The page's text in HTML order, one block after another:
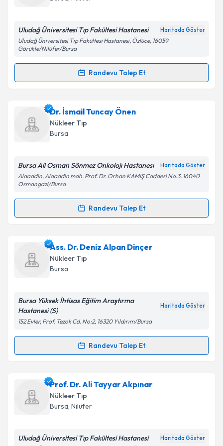
E-posta Adresiniz
Kişisel verilerimin işlenmesine ilişkin
Metni'ni okudum ve kişisel verilerimin belirtilen
Takvim Talebini Gönder
Uludağ Üniversitesi Tıp Fakültesi Hastanesi Haritada Göster
Uludağ Üniversitesi Tıp Fakültesi Hastanesi, Özlüce, 16059
Görükle/Nilüfer/Bursa
Randevu Talep Et
Randevu Takvimi Talebi
Prof. Dr. Eray Alperiçin randevu takvimi talebi
oluşturun. Size bu uzmandan randevu almanız için bir
takvim hazırlandığında e-posta ile bilgilendireceğiz.
Kişisel verilerimin işlenmesine ilişkinAydınlatma
'ni okudum ve kişisel verilerimin belirtilen
kapsamda işlenmesini kabul ediyorum.
Takvim Talebini Gönder
Dr. İsmail Tuncay Önen
Nükleer Tıp
Bursa
Bursa Ali Osman Sönmez Onkolojı Hastanesı Haritada Göster
Alaaddin, Alaaddin mah. Prof. Dr. Orhan KAMIŞ Caddesi No:3, 16040
Osmangazi/Bursa
Randevu Talep Et
Randevu Takvimi Talebi
Dr. İsmail Tuncay Öneniçin randevu takvimi talebi
oluşturun. Size bu uzmandan randevu almanız için bir
takvim hazırlandığında e-posta ile bilgilendireceğiz.
Kişisel verilerimin işlenmesine ilişkinAydınlatma
'ni okudum ve kişisel verilerimin belirtilen
kapsamda işlenmesini kabul ediyorum.
Takvim Talebini Gönder
Ass. Dr. Deniz Alpan Dinçer
Nükleer Tıp
Bursa
Bursa Yüksek İhtisas Eğitim Araştırma
Hastanesi (S)
Haritada Göster
152 Evler, Prof. Tezok Cd. No:2, 16320 Yıldırım/Bursa
Randevu Talep Et
Randevu Takvimi Talebi
Ass. Dr. Deniz Alpan Dinçeriçin randevu takvimi
talebi oluşturun. Size bu uzmandan randevu almanız
için bir takvim hazırlandığında e-posta ile
E-posta Adresiniz
Prof. Dr. Ali Tayyar Akpınar
Nükleer Tıp
Bursa, Nilüfer
Uludağ Üniversitesi Tıp Fakültesi Hastanesi Haritada Göster